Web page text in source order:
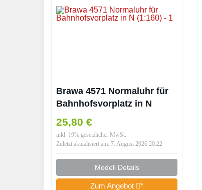
Brawa 4571 Normaluhr für
Bahnhofsvorplatz in N
(1:160)
25,80 €
inkl. 19% gesetzlicher MwSt.
Zuletzt aktualisiert am: 7. August 2026 20:22
Modell Details
Zum Angebot *